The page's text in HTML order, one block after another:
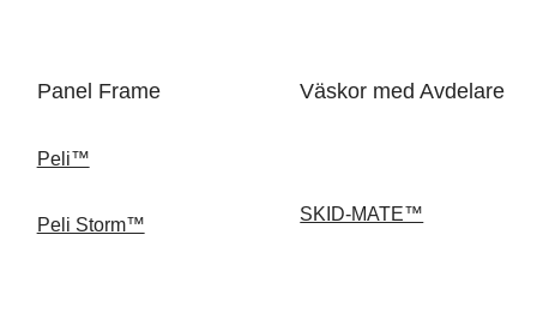
Panel Frame
Peli™
Peli Storm™
Väskor med Avdelare
SKID-MATE™